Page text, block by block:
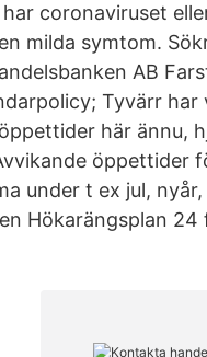
coronaviruset
milda symtom.
AB
Tyvärr
här ännu,
öppettider
under t ex jul,
Hökarängsplan 24